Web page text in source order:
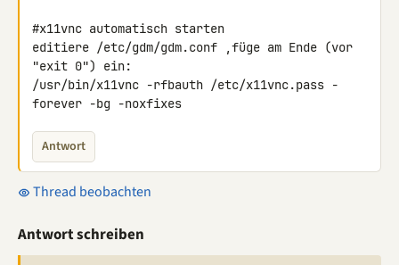
#x11vnc automatisch starten
editiere /etc/gdm/gdm.conf ,füge am Ende (vor
"exit 0") ein:
/usr/bin/x11vnc -rfbauth /etc/x11vnc.pass -
forever -bg -noxfixes
Antwort
Thread beobachten
Antwort schreiben